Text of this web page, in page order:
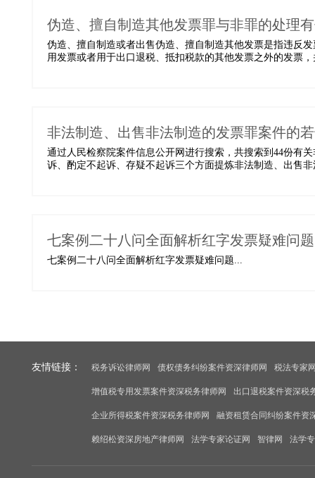
伪造、擅自制造其他发票罪与非罪的处理
伪造、擅自制造或者出售伪造、擅自制造其他发票是指违反
用发票或者用于出口退税、抵扣税款的其他发票之外的发票
非法制造、出售非法制造的发票罪案件的
通过人民检察院案件信息公开网进行搜索，共搜索到44份有
诉、酌定不起诉、存疑不起诉三个方面提炼非法制造、出售
七案例二十八问全面解析红字发票疑难问题
七案例二十八问全面解析红字发票疑难问题...
友情链接： 税务诉讼律师网 债权债务纠纷案件资深律师网 税法专家
增值税专用发票案件资深税务律师网 出口退税案件资深税
企业所得税案件资深税务律师网 融资租赁合同纠纷案件资
赖绍松资深房地产律师网 法学专家论证网 智律网 法学